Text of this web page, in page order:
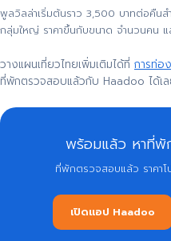
พูลวิลล่าเริ่มต้นราว 3,500 บาทต่อคืน
กลุ่มใหญ่ ราคาขึ้นกับขนาด จำนวนคน แ
วางแผนเที่ยวไทยเพิ่มเติมได้ที่ การท่อ
ที่พักตรวจสอบแล้วกับ Haadoo ได้เ
พร้อมแล้ว หาที่พั
ที่พักตรวจสอบแล้ว ราคา
เปิดแอป Haadoo